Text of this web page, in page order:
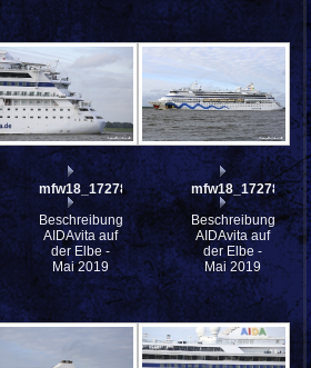
mfw18_172785
Beschreibung:
AIDAvita auf
der Elbe -
Mai 2019
mfw18_172782
Beschreibung:
AIDAvita auf
der Elbe -
Mai 2019